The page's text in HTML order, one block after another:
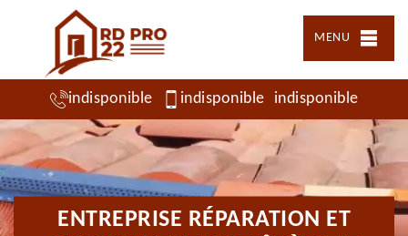
MENU
indisponible indisponible indisponible
ENTREPRISE RÉPARATION ET